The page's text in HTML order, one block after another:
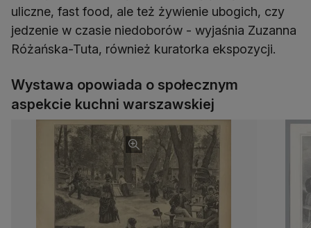
uliczne, fast food, ale też żywienie ubogich, czy
jedzenie w czasie niedoborów - wyjaśnia Zuzanna
Różańska-Tuta, również kuratorka ekspozycji.
Wystawa opowiada o społecznym
aspekcie kuchni warszawskiej